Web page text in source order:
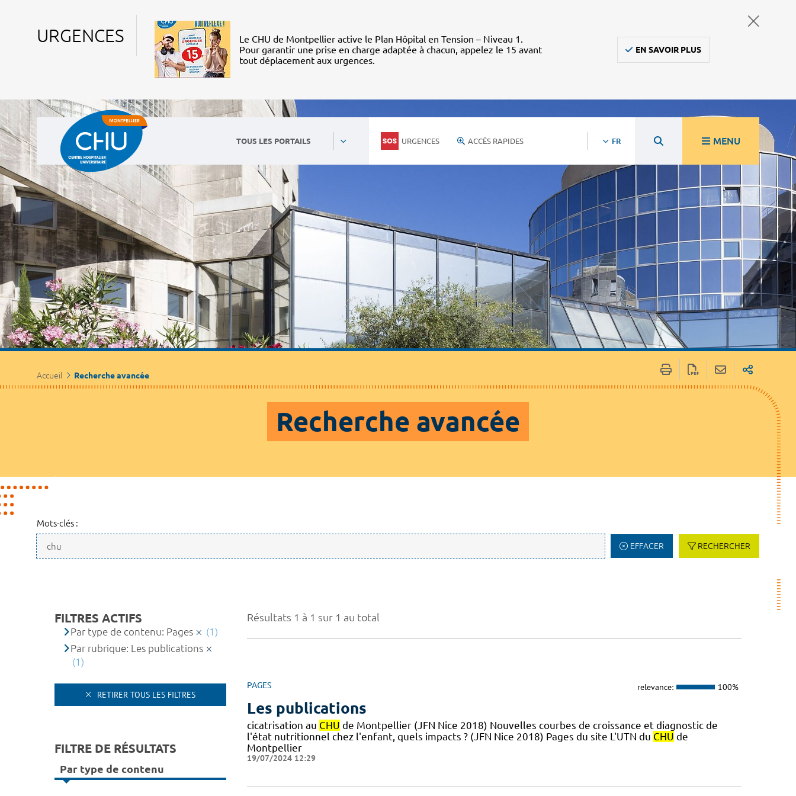
URGENCES
Le CHU de Montpellier active le Plan Hôpital en Tension – Niveau 1.
Pour garantir une prise en charge adaptée à chacun, appelez le 15 avant
tout déplacement aux urgences.
EN SAVOIR PLUS
TOUS LES PORTAILS URGENCES ACCÈS RAPIDES FR MENU
Accueil Recherche avancée
Recherche avancée
Mots-clés :
EFFACER RECHERCHER
Résultats 1 à 1 sur 1 au total
PAGES relevance: 100%
Les publications
cicatrisation au CHU de Montpellier (JFN Nice 2018) Nouvelles courbes de croissance et diagnostic de
l'état nutritionnel chez l'enfant, quels impacts ? (JFN Nice 2018) Pages du site L'UTN du CHU de
Montpellier
19/07/2024 12:29
FILTRES ACTIFS
Par type de contenu: Pages
(1)
Par rubrique: Les publications
(1)
RETIRER TOUS LES FILTRES
FILTRE DE RÉSULTATS
Par type de contenu